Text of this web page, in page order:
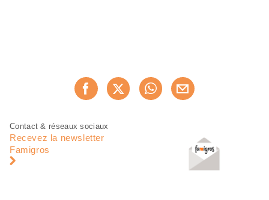
Recommander maintenant
Pied
page
Navigation
pied
Contact & réseaux sociaux
Recevez la newsletter
Famigros